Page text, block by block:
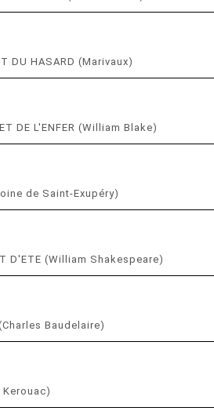
DU HASARD (Marivaux)
DE L'ENFER (William Blake)
de Saint-Exupéry)
D'ETE (William Shakespeare)
Baudelaire)
Kerouac)